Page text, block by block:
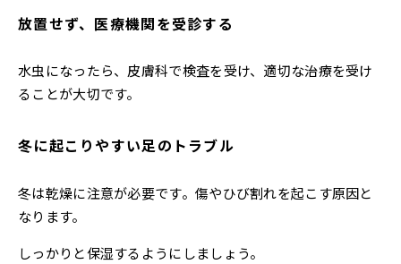
放置せず、医療機関を受診する
水虫になったら、皮膚科で検査を受け、適切な治療を受け
ることが大切です。
冬に起こりやすい足のトラブル
冬は乾燥に注意が必要です。傷やひび割れを起こす原因と
なります。
しっかりと保湿するようにしましょう。